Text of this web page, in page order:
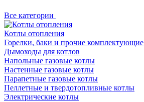
Все категории
Котлы отопления
Горелки, баки и прочие комплектующие
Дымоходы для котлов
Напольные газовые котлы
Настенные газовые котлы
Парапетные газовые котлы
Пеллетные и твердотопливные котлы
Электрические котлы